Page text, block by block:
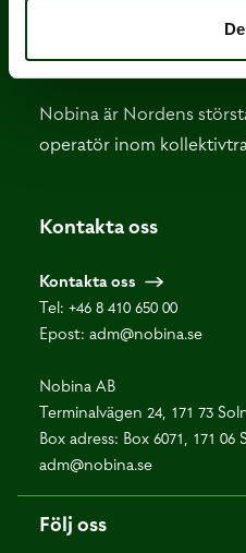
Nobina är Nordens
operatör inom
Kontakta oss
Kontakta oss
Tel: +46 8 410 650 00
Epost: adm@nobina.se
Nobina AB
Terminalvägen 24, 171 73
Box adress: Box 6071, 171 06
adm@nobina.se
Följ oss